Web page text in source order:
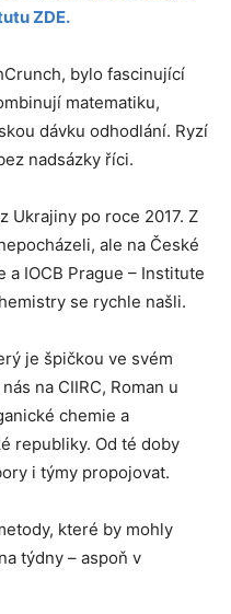
ZDE.
bylo fascinující
matematiku,
dávku odhodlání. Ryzí
nadsázky říci.
Ukrajiny po roce 2017. Z
ale na České
IOCB Prague – Institute
se rychle našli.
je špičkou ve svém
na CIIRC, Roman u
chemie a
republiky. Od té doby
i týmy propojovat.
které by mohly
týdny – aspoň v